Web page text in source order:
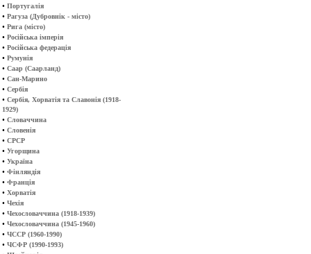
• Португалія
• Рагуза (Дубровнік - місто)
• Рига (місто)
• Російська імперія
• Російська федерація
• Румунія
• Саар (Саарланд)
• Сан-Марино
• Сербія
• Сербія, Хорватія та Славонія (1918-
1929)
• Словаччина
• Словенія
• СРСР
• Угорщина
• Україна
• Фінляндія
• Франція
• Хорватія
• Чехія
• Чехословаччина (1918-1939)
• Чехословаччина (1945-1960)
• ЧССР (1960-1990)
• ЧСФР (1990-1993)